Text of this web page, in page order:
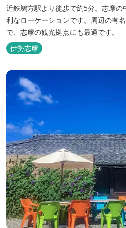
近鉄鵜方駅より徒歩で約5分。志摩
利なローケーションです。周辺の有
で、志摩の観光拠点にも最適です。
伊勢志摩